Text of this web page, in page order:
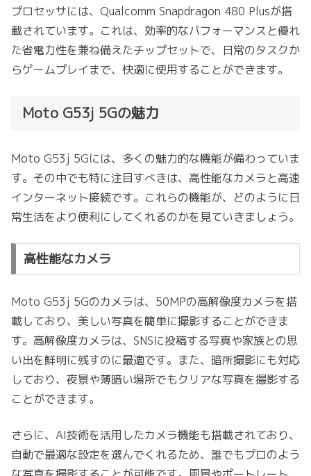
プロセッサには、Qualcomm Snapdragon 480 Plusが搭
載されています。これは、効率的なパフォーマンスと優れ
た省電力性を兼ね備えたチップセットで、日常のタスクか
らゲームプレイまで、快適に使用することができます。
Moto G53j 5Gの魅力
Moto G53j 5Gには、多くの魅力的な機能が備わっていま
す。その中でも特に注目すべきは、高性能なカメラと高速
インターネット接続です。これらの機能が、どのように日
常生活をより便利にしてくれるのかを見ていきましょう。
高性能なカメラ
Moto G53j 5Gのカメラは、50MPの高解像度カメラを搭
載しており、美しい写真を簡単に撮影することができま
す。高解像度カメラは、SNSに投稿する写真や家族との思
い出を鮮明に残すのに最適です。また、暗所撮影にも対応
しており、夜景や薄暗い場所でもクリアな写真を撮影する
ことができます。
さらに、AI技術を活用したカメラ機能も搭載されており、
自動で最適な設定を選んでくれるため、誰でもプロのよう